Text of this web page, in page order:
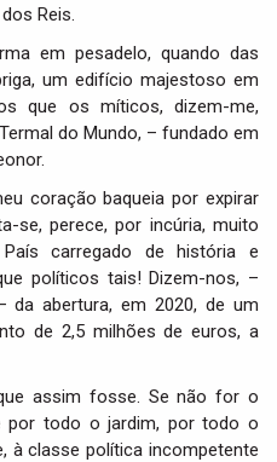
Reis.
em pesadelo, quando das
um edifício majestoso em
que os míticos, dizem-me,
do Mundo, – fundado em
coração baqueia por expirar
se, perece, por incúria, muito
carregado de história e
políticos tais! Dizem-nos, –
da abertura, em 2020, de um
de 2,5 milhões de euros, a
assim fosse. Se não for o
por todo o jardim, por todo o
à classe política incompetente